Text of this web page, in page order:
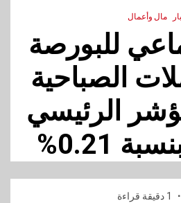
مال وأعمال
للبورصة
الصباحية
الرئيسي
1 دقيقة قراءة